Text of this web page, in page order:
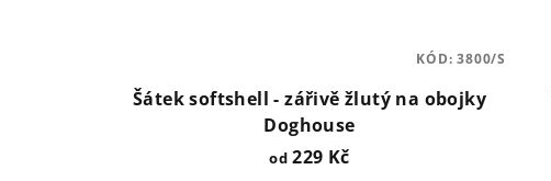
Šátek softshell - zářivě žlutý na obojky
Doghouse
od229 Kč
KÓD:3800/S